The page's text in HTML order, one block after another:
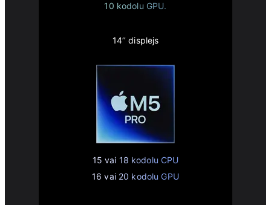
10 kodolu GPU.
14’’ displejs
15 vai 18 kodolu CPU
16 vai 20 kodolu GPU